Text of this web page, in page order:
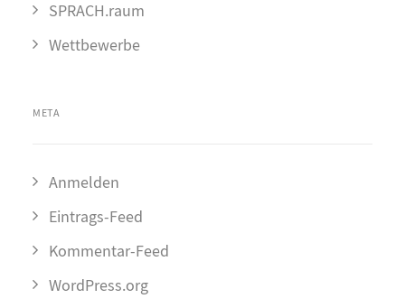
SPRACH.raum
Wettbewerbe
META
Anmelden
Eintrags-Feed
Kommentar-Feed
WordPress.org